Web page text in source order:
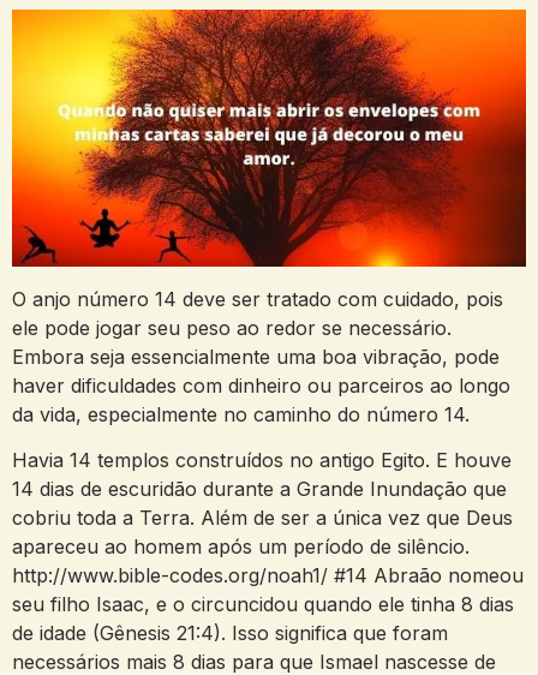
O anjo número 14 deve ser tratado com cuidado, pois
ele pode jogar seu peso ao redor se necessário.
Embora seja essencialmente uma boa vibração, pode
haver dificuldades com dinheiro ou parceiros ao longo
da vida, especialmente no caminho do número 14.
Havia 14 templos construídos no antigo Egito. E houve
14 dias de escuridão durante a Grande Inundação que
cobriu toda a Terra. Além de ser a única vez que Deus
apareceu ao homem após um período de silêncio.
http://www.bible-codes.org/noah1/ #14 Abraão nomeou
seu filho Isaac, e o circuncidou quando ele tinha 8 dias
de idade (Gênesis 21:4). Isso significa que foram
necessários mais 8 dias para que Ismael nascesse de